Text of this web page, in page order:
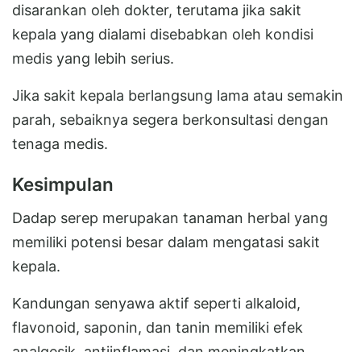
disarankan oleh dokter, terutama jika sakit
kepala yang dialami disebabkan oleh kondisi
medis yang lebih serius.
Jika sakit kepala berlangsung lama atau semakin
parah, sebaiknya segera berkonsultasi dengan
tenaga medis.
Kesimpulan
Dadap serep merupakan tanaman herbal yang
memiliki potensi besar dalam mengatasi sakit
kepala.
Kandungan senyawa aktif seperti alkaloid,
flavonoid, saponin, dan tanin memiliki efek